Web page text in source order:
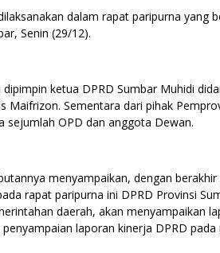
dalam rapat paripurna yang
Senin (29/12).
ketua DPRD Sumbar Muhidi
Maifrizon. Sementara dari pihak
sejumlah OPD dan anggota Dewan.
menyampaikan, dengan
rapat paripurna ini DPRD Provinsi
daerah, akan menyampaikan
laporan kinerja DPRD